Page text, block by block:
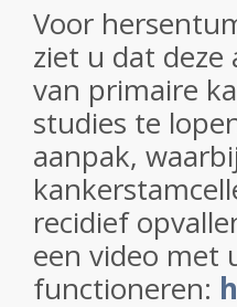
Voor
ziet u dat deze
van primaire
studies te
aanpak,
recidief
een video met
functioneren: